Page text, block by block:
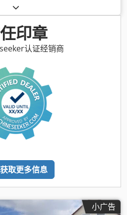
印章
认证经销商
取更多信息
小广告